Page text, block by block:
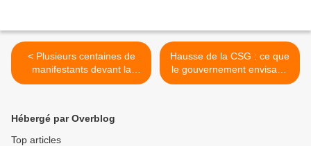
< Plusieurs centaines de
manifestants devant la
Mairie du 20ème contre la
Hausse de la CSG : ce que
le gouvernement envisage
pour les fonctionnaires >
Hébergé par Overblog
Top articles